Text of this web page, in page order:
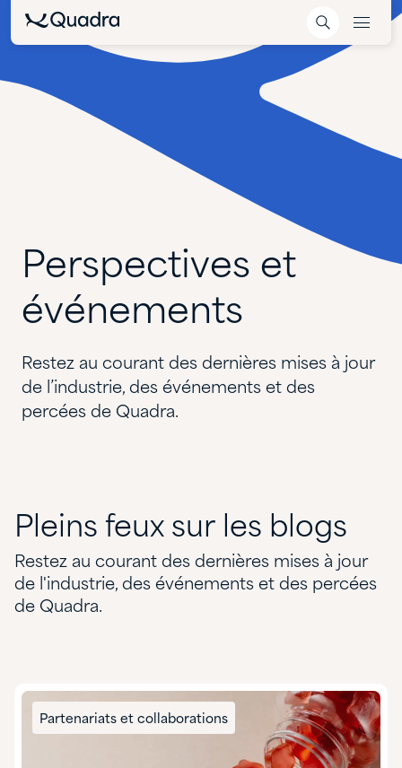
Perspectives et
événements
Restez au courant des dernières mises à jour
de l’industrie, des événements et des
percées de Quadra.
Pleins feux sur les blogs
Restez au courant des dernières mises à jour
de l'industrie, des événements et des percées
de Quadra.
Partenariats et collaborations